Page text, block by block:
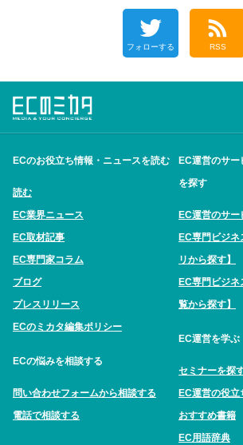
フォローする RSS
ECのお役立ち情報・ニュースを読む
読む
EC業界ニュース
EC取材記事
EC専門家コラム
ブログ
プレスリリース
ECのミカタ編集ポリシー
ECの悩みを相談する
問い合わせフォームから相談する
電話で相談する
EC運営のサ
を探す
EC運営のサ
EC専門ビジ
リから探す】
EC専門ビジ
覧から探す】
EC運営を学ぶ
セミナーを探
EC運営の役
おすすめ書籍
EC用語辞典